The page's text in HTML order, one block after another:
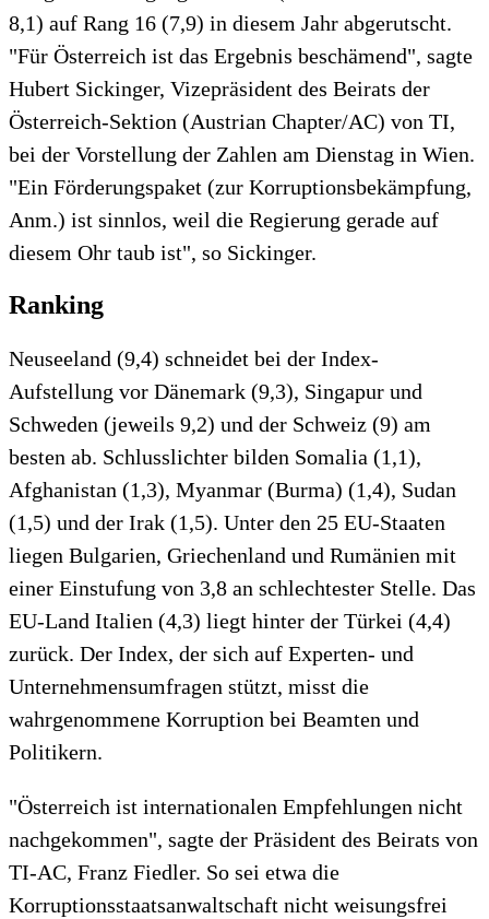
8,1) auf Rang 16 (7,9) in diesem Jahr abgerutscht.
"Für Österreich ist das Ergebnis beschämend", sagte
Hubert Sickinger, Vizepräsident des Beirats der
Österreich-Sektion (Austrian Chapter/AC) von TI,
bei der Vorstellung der Zahlen am Dienstag in Wien.
"Ein Förderungspaket (zur Korruptionsbekämpfung,
Anm.) ist sinnlos, weil die Regierung gerade auf
diesem Ohr taub ist", so Sickinger.
Ranking
Neuseeland (9,4) schneidet bei der Index-
Aufstellung vor Dänemark (9,3), Singapur und
Schweden (jeweils 9,2) und der Schweiz (9) am
besten ab. Schlusslichter bilden Somalia (1,1),
Afghanistan (1,3), Myanmar (Burma) (1,4), Sudan
(1,5) und der Irak (1,5). Unter den 25 EU-Staaten
liegen Bulgarien, Griechenland und Rumänien mit
einer Einstufung von 3,8 an schlechtester Stelle. Das
EU-Land Italien (4,3) liegt hinter der Türkei (4,4)
zurück. Der Index, der sich auf Experten- und
Unternehmensumfragen stützt, misst die
wahrgenommene Korruption bei Beamten und
Politikern.
"Österreich ist internationalen Empfehlungen nicht
nachgekommen", sagte der Präsident des Beirats von
TI-AC, Franz Fiedler. So sei etwa die
Korruptionsstaatsanwaltschaft nicht weisungsfrei